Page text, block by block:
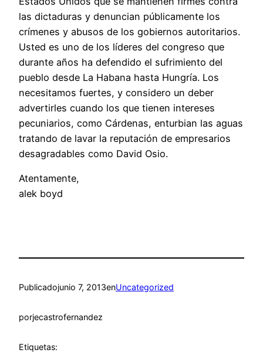
las dictaduras y denuncian públicamente los
crímenes y abusos de los gobiernos autoritarios.
Usted es uno de los líderes del congreso que
durante años ha defendido el sufrimiento del
pueblo desde La Habana hasta Hungría. Los
necesitamos fuertes, y considero un deber
advertirles cuando los que tienen intereses
pecuniarios, como Cárdenas, enturbian las aguas
tratando de lavar la reputación de empresarios
desagradables como David Osio.
Atentamente,
alek boyd
Publicadojunio 7, 2013enUncategorized
porjecastrofernandez
Etiquetas: